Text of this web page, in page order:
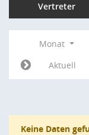
Vertreter
Monat
Aktuell
Keine Daten